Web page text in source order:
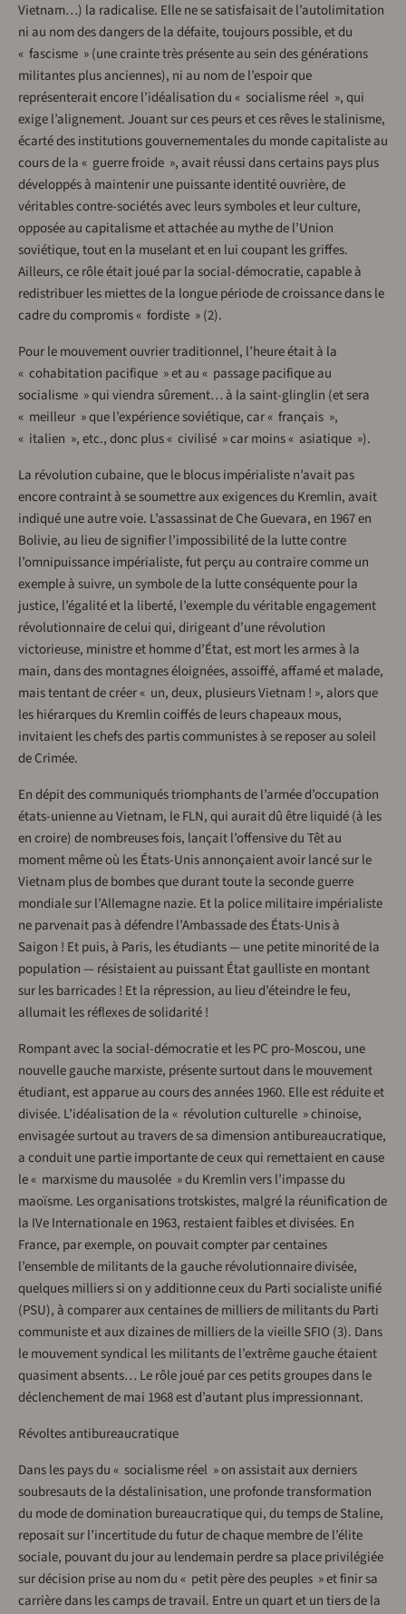
Vietnam…) la radicalise. Elle ne se satisfaisait de l’autolimitation
ni au nom des dangers de la défaite, toujours possible, et du
« fascisme » (une crainte très présente au sein des générations
militantes plus anciennes), ni au nom de l’espoir que
représenterait encore l’idéalisation du « socialisme réel », qui
exige l’alignement. Jouant sur ces peurs et ces rêves le stalinisme,
écarté des institutions gouvernementales du monde capitaliste au
cours de la « guerre froide », avait réussi dans certains pays plus
développés à maintenir une puissante identité ouvrière, de
véritables contre-sociétés avec leurs symboles et leur culture,
opposée au capitalisme et attachée au mythe de l’Union
soviétique, tout en la muselant et en lui coupant les griffes.
Ailleurs, ce rôle était joué par la social-démocratie, capable à
redistribuer les miettes de la longue période de croissance dans le
cadre du compromis « fordiste » (2).
Pour le mouvement ouvrier traditionnel, l’heure était à la
« cohabitation pacifique » et au « passage pacifique au
socialisme » qui viendra sûrement… à la saint-glinglin (et sera
« meilleur » que l’expérience soviétique, car « français »,
« italien », etc., donc plus « civilisé » car moins « asiatique »).
La révolution cubaine, que le blocus impérialiste n’avait pas
encore contraint à se soumettre aux exigences du Kremlin, avait
indiqué une autre voie. L’assassinat de Che Guevara, en 1967 en
Bolivie, au lieu de signifier l’impossibilité de la lutte contre
l’omnipuissance impérialiste, fut perçu au contraire comme un
exemple à suivre, un symbole de la lutte conséquente pour la
justice, l’égalité et la liberté, l’exemple du véritable engagement
révolutionnaire de celui qui, dirigeant d’une révolution
victorieuse, ministre et homme d’État, est mort les armes à la
main, dans des montagnes éloignées, assoiffé, affamé et malade,
mais tentant de créer « un, deux, plusieurs Vietnam ! », alors que
les hiérarques du Kremlin coiffés de leurs chapeaux mous,
invitaient les chefs des partis communistes à se reposer au soleil
de Crimée.
En dépit des communiqués triomphants de l’armée d’occupation
états-unienne au Vietnam, le FLN, qui aurait dû être liquidé (à les
en croire) de nombreuses fois, lançait l’offensive du Têt au
moment même où les États-Unis annonçaient avoir lancé sur le
Vietnam plus de bombes que durant toute la seconde guerre
mondiale sur l’Allemagne nazie. Et la police militaire impérialiste
ne parvenait pas à défendre l’Ambassade des États-Unis à
Saigon ! Et puis, à Paris, les étudiants — une petite minorité de la
population — résistaient au puissant État gaulliste en montant
sur les barricades ! Et la répression, au lieu d’éteindre le feu,
allumait les réflexes de solidarité !
Rompant avec la social-démocratie et les PC pro-Moscou, une
nouvelle gauche marxiste, présente surtout dans le mouvement
étudiant, est apparue au cours des années 1960. Elle est réduite et
divisée. L’idéalisation de la « révolution culturelle » chinoise,
envisagée surtout au travers de sa dimension antibureaucratique,
a conduit une partie importante de ceux qui remettaient en cause
le « marxisme du mausolée » du Kremlin vers l’impasse du
maoïsme. Les organisations trotskistes, malgré la réunification de
la IVe Internationale en 1963, restaient faibles et divisées. En
France, par exemple, on pouvait compter par centaines
l’ensemble de militants de la gauche révolutionnaire divisée,
quelques milliers si on y additionne ceux du Parti socialiste unifié
(PSU), à comparer aux centaines de milliers de militants du Parti
communiste et aux dizaines de milliers de la vieille SFIO (3). Dans
le mouvement syndical les militants de l’extrême gauche étaient
quasiment absents… Le rôle joué par ces petits groupes dans le
déclenchement de mai 1968 est d’autant plus impressionnant.
Révoltes antibureaucratique
Dans les pays du « socialisme réel » on assistait aux derniers
soubresauts de la déstalinisation, une profonde transformation
du mode de domination bureaucratique qui, du temps de Staline,
reposait sur l’incertitude du futur de chaque membre de l’élite
sociale, pouvant du jour au lendemain perdre sa place privilégiée
sur décision prise au nom du « petit père des peuples » et finir sa
carrière dans les camps de travail. Entre un quart et un tiers de la